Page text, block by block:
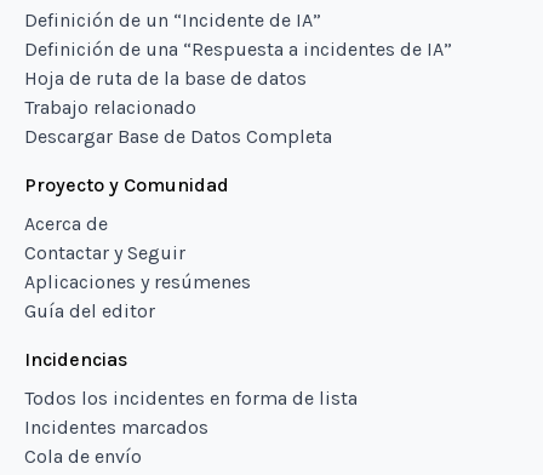
Definición de un “Incidente de IA”
Definición de una “Respuesta a incidentes de IA”
Hoja de ruta de la base de datos
Trabajo relacionado
Descargar Base de Datos Completa
Proyecto y Comunidad
Acerca de
Contactar y Seguir
Aplicaciones y resúmenes
Guía del editor
Incidencias
Todos los incidentes en forma de lista
Incidentes marcados
Cola de envío